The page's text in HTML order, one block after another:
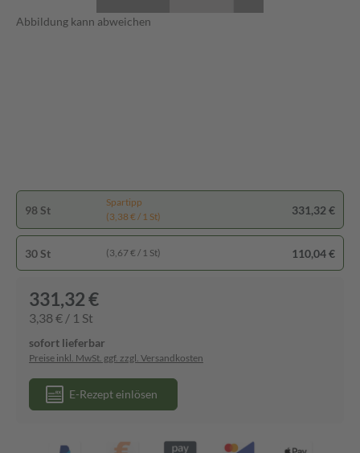
Abbildung kann abweichen
98 St
Spartipp
(3,38 € / 1 St)
331,32 €
30 St (3,67 € / 1 St) 110,04 €
331,32 €
3,38 € / 1 St
sofort lieferbar
Preise inkl. MwSt. ggf. zzgl. Versandkosten
E-Rezept einlösen